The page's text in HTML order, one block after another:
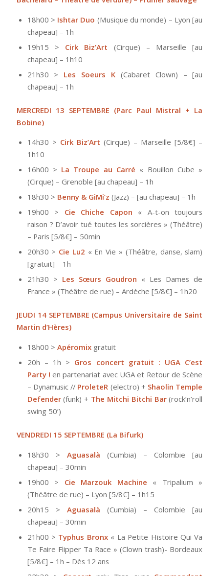
18h00 > Ishtar Duo (Musique du monde) – Lyon [au
chapeau] – 1h
19h15 > Cirk Biz’Art (Cirque) – Marseille [au
chapeau] – 1h10
21h30 > Les Soeurs K(Cabaret Clown) – [au
chapeau] – 1h
MERCREDI 13 SEPTEMBRE (Parc Paul Mistral + La
Bobine)
14h30 > Cirk Biz’Art (Cirque) – Marseille [5/8€] –
1h10
16h00 > La Troupe au Carré « Bouillon Cube »
(Cirque) – Grenoble [au chapeau] – 1h
18h30 > Benny & GiMi’z (Jazz) – [au chapeau] – 1h
19h00 > Cie Chiche Capon « A-t-on toujours
raison ? D’avoir tué toutes les sorcières » (Théâtre)
– Paris [5/8€] – 50min
20h30 > Cie Lu2 « En Vie » (Théâtre, danse, slam)
[gratuit] – 1h
21h30 > Les Sœurs Goudron « Les Dames de
France » (Théâtre de rue) – Ardèche [5/8€] – 1h20
JEUDI 14 SEPTEMBRE (Campus Universitaire de Saint
Martin d’Hères)
18h00 > Apéromixgratuit
20h – 1h > Gros concert gratuit : UGA C’est
Party ! en partenariat avec UGA et Retour de Scène
– Dynamusic // ProleteR (electro) + Shaolin Temple
Defender(funk) + The Mitchi Bitchi Bar(rock’n’roll
swing 50’)
VENDREDI 15 SEPTEMBRE (La Bifurk)
18h30 > Aguasalà (Cumbia) – Colombie [au
chapeau] – 30min
19h00 > Cie Marzouk Machine « Tripalium »
(Théâtre de rue) – Lyon [5/8€] – 1h15
20h15 > Aguasalà (Cumbia) – Colombie [au
chapeau] – 30min
21h00 > Typhus Bronx« La Petite Histoire Qui Va
Te Faire Flipper Ta Race » (Clown trash)- Bordeaux
[5/8€] – 1h – Dès 12 ans